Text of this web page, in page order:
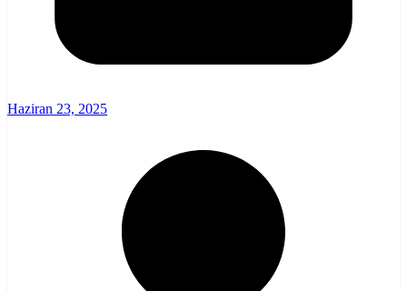
Haziran 23, 2025